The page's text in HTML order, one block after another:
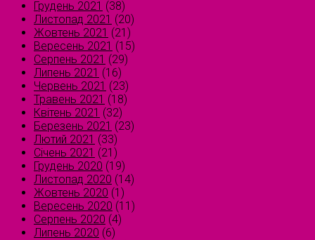
Грудень 2021 (38)
Листопад 2021 (20)
Жовтень 2021 (21)
Вересень 2021 (15)
Серпень 2021 (29)
Липень 2021 (16)
Червень 2021 (23)
Травень 2021 (18)
Квітень 2021 (32)
Березень 2021 (23)
Лютий 2021 (33)
Січень 2021 (21)
Грудень 2020 (19)
Листопад 2020 (14)
Жовтень 2020 (1)
Вересень 2020 (11)
Серпень 2020 (4)
Липень 2020 (6)